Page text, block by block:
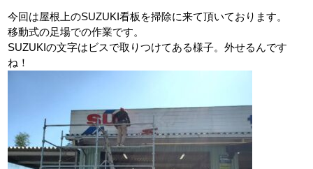
今回は屋根上のSUZUKI看板を掃除に来て頂いております。
移動式の足場での作業です。
SUZUKIの文字はビスで取りつけてある様子。外せるんです
ね！